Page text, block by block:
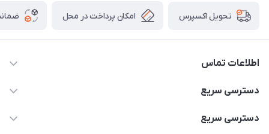
تحویل اکسپرس امکان پرداخت در محل
اطلاعات تماس
۰۹۳۵۶۰۴۰۳۶۵
دسترسی سریع
اسکیت فلایینگ ایگل
دسترسی سریع